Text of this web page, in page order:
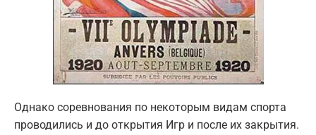
Однако соревнования по некоторым видам спорта
проводились и до открытия Игр и после их закрытия.